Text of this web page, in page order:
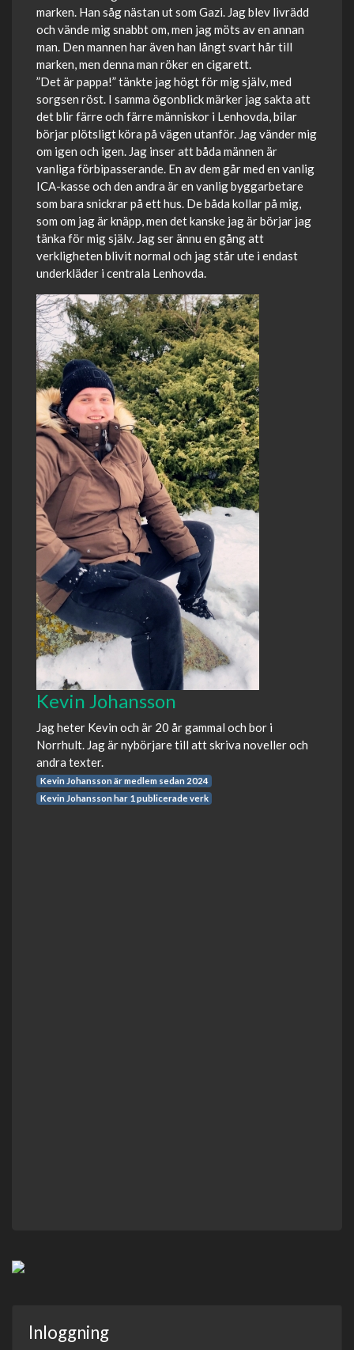
marken. Han såg nästan ut som Gazi. Jag blev livrädd
och vände mig snabbt om, men jag möts av en annan
man. Den mannen har även han långt svart hår till
marken, men denna man röker en cigarett.
”Det är pappa!” tänkte jag högt för mig själv, med
sorgsen röst. I samma ögonblick märker jag sakta att
det blir färre och färre människor i Lenhovda, bilar
börjar plötsligt köra på vägen utanför. Jag vänder mig
om igen och igen. Jag inser att båda männen är
vanliga förbipasserande. En av dem går med en vanlig
ICA-kasse och den andra är en vanlig byggarbetare
som bara snickrar på ett hus. De båda kollar på mig,
som om jag är knäpp, men det kanske jag är börjar jag
tänka för mig själv. Jag ser ännu en gång att
verkligheten blivit normal och jag står ute i endast
underkläder i centrala Lenhovda.
Kevin Johansson
Jag heter Kevin och är 20 år gammal och bor i
Norrhult. Jag är nybörjare till att skriva noveller och
andra texter.
Kevin Johansson är medlem sedan 2024
Kevin Johansson har 1 publicerade verk
Inloggning